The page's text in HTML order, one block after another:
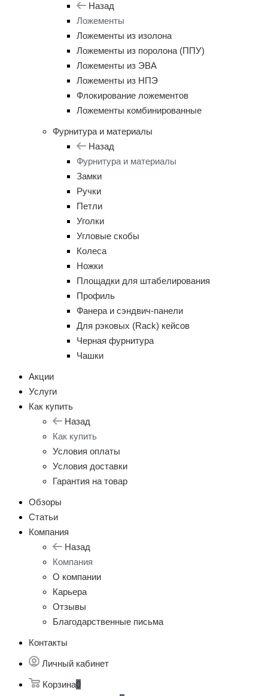
Назад
Ложементы
Ложементы из изолона
Ложементы из поролона (ППУ)
Ложементы из ЭВА
Ложементы из НПЭ
Флокирование ложементов
Ложементы комбинированные
Фурнитура и материалы
Назад
Фурнитура и материалы
Замки
Ручки
Петли
Уголки
Угловые скобы
Колеса
Ножки
Площадки для штабелирования
Профиль
Фанера и сэндвич-панели
Для рэковых (Rack) кейсов
Черная фурнитура
Чашки
Акции
Услуги
Как купить
Назад
Как купить
Условия оплаты
Условия доставки
Гарантия на товар
Обзоры
Статьи
Компания
Назад
Компания
О компании
Карьера
Отзывы
Благодарственные письма
Контакты
Личный кабинет
Корзина0